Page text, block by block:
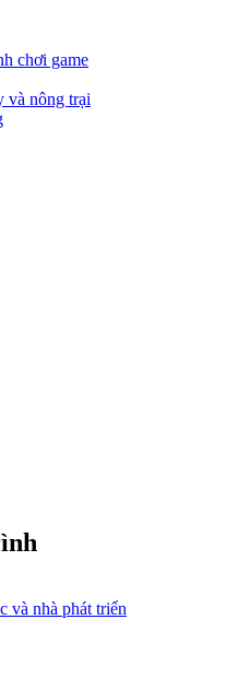
chơi game
và nông trại
và nhà phát triển